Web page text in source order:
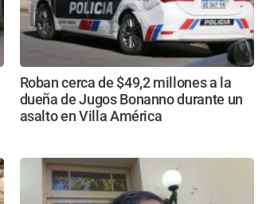
Roban cerca de $49,2 millones a la
dueña de Jugos Bonanno durante un
asalto en Villa América